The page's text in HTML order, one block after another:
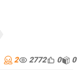
2 2772 0 0